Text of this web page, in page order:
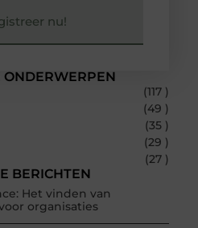
(117 )
(49 )
(35 )
(29 )
(27 )
BERICHTEN
Het vinden van
organisaties
nu!